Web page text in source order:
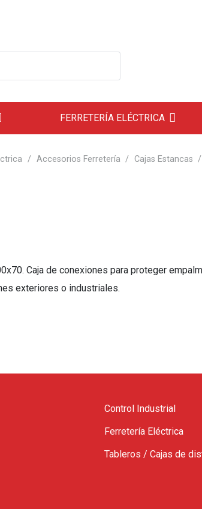
FERRETERÍA ELÉCTRICA
/ Accesorios Ferretería / Cajas Estancas /
Caja de conexiones para proteger
exteriores o industriales.
Control Industrial
Ferretería Eléctrica
Tableros / Cajas de